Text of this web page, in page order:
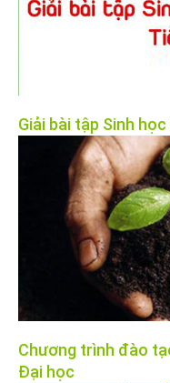
Giải bài tập Sinh
Chương trình đào
Đại học